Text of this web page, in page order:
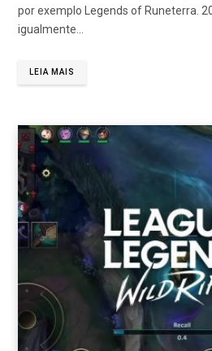
por exemplo Legends of Runeterra.
igualmente…
LEIA MAIS